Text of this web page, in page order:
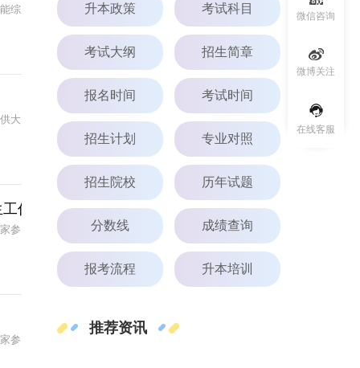
微信咨询
微博关注
在线客服
综
大
作方案
参
参
升本政策 考试科目
考试大纲 招生简章
报名时间 考试时间
招生计划 专业对照
招生院校 历年试题
分数线 成绩查询
报考流程 升本培训
推荐资讯